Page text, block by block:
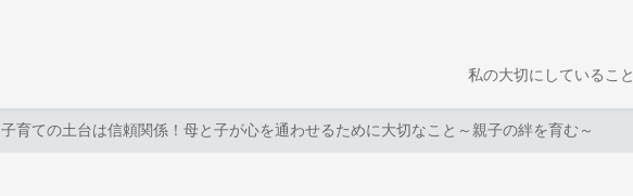
私の大切にしていること
子育ての土台は信頼関係！母と子が心を通わせるために大切なこと～親子の絆を育む～